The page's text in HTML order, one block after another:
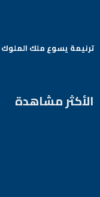
ترنيمة يسوع ملك الملوك
الأكثر مشاهدة